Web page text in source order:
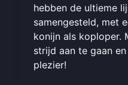
hebben de ultieme
samengesteld, met
konijn als koploper.
strijd aan te gaan en
plezier!